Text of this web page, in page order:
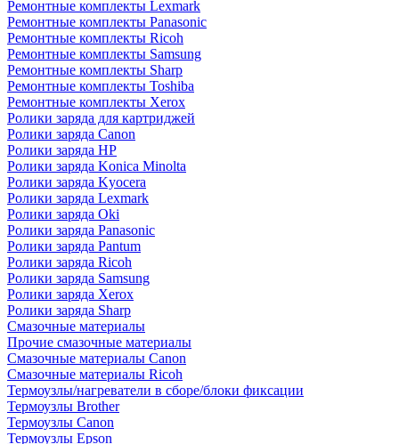
Ремонтные комплекты Lexmark
Ремонтные комплекты Panasonic
Ремонтные комплекты Ricoh
Ремонтные комплекты Samsung
Ремонтные комплекты Sharp
Ремонтные комплекты Toshiba
Ремонтные комплекты Xerox
Ролики заряда для картриджей
Ролики заряда Canon
Ролики заряда HP
Ролики заряда Konica Minolta
Ролики заряда Kyocera
Ролики заряда Lexmark
Ролики заряда Oki
Ролики заряда Panasonic
Ролики заряда Pantum
Ролики заряда Ricoh
Ролики заряда Samsung
Ролики заряда Xerox
Ролики заряда Sharp
Смазочные материалы
Прочие смазочные материалы
Смазочные материалы Canon
Смазочные материалы Ricoh
Термоузлы/нагреватели в сборе/блоки фиксации
Термоузлы Brother
Термоузлы Canon
Термоузлы Epson